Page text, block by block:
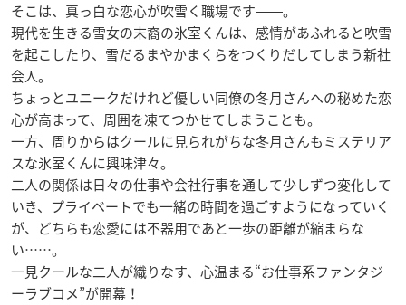
そこは、真っ白な恋心が吹雪く職場です――。
現代を生きる雪女の末裔の氷室くんは、感情があふれると吹雪
を起こしたり、雪だるまやかまくらをつくりだしてしまう新社
会人。
ちょっとユニークだけれど優しい同僚の冬月さんへの秘めた恋
心が高まって、周囲を凍てつかせてしまうことも。
一方、周りからはクールに見られがちな冬月さんもミステリア
スな氷室くんに興味津々。
二人の関係は日々の仕事や会社行事を通して少しずつ変化して
いき、プライベートでも一緒の時間を過ごすようになっていく
が、どちらも恋愛には不器用であと一歩の距離が縮まらな
い……。
一見クールな二人が織りなす、心温まる“お仕事系ファンタジ
ーラブコメ”が開幕！